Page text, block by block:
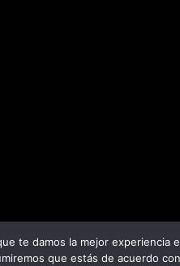
te damos la mejor experiencia
que estás de acuerdo